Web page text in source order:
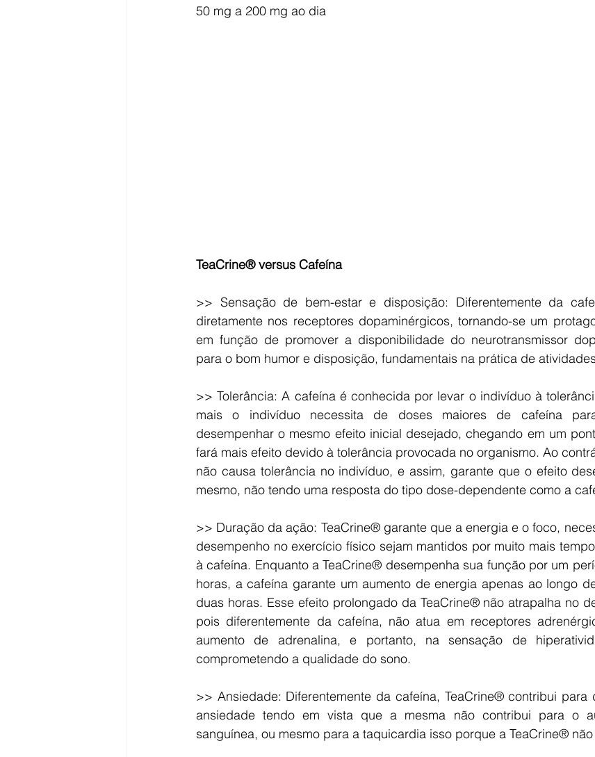
50 mg a 200 mg ao dia
TeaCrine® versus Cafeína
>> Sensação de bem-estar e disposição: Diferentemente da
diretamente nos receptores dopaminérgicos, tornando-se um
em função de promover a disponibilidade do neurotransmissor
para o bom humor e disposição, fundamentais na prática de
>> Tolerância: A cafeína é conhecida por levar o indivíduo à
mais o indivíduo necessita de doses maiores de cafeína
desempenhar o mesmo efeito inicial desejado, chegando em um
fará mais efeito devido à tolerância provocada no organismo. Ao
não causa tolerância no indivíduo, e assim, garante que o efeito
mesmo, não tendo uma resposta do tipo dose-dependente como a
>> Duração da ação: TeaCrine® garante que a energia e o foco,
desempenho no exercício físico sejam mantidos por muito mais
à cafeína. Enquanto a TeaCrine® desempenha sua função por um
horas, a cafeína garante um aumento de energia apenas ao longo
duas horas. Esse efeito prolongado da TeaCrine® não atrapalha no
pois diferentemente da cafeína, não atua em receptores
aumento de adrenalina, e portanto, na sensação de
comprometendo a qualidade do sono.
>> Ansiedade: Diferentemente da cafeína, TeaCrine® contribui para
ansiedade tendo em vista que a mesma não contribui para o
sanguínea, ou mesmo para a taquicardia isso porque a TeaCrine®